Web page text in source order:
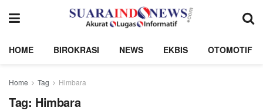
HOME BIROKRASI NEWS EKBIS OTOMOTIF
Home Tag Himbara
Tag: Himbara